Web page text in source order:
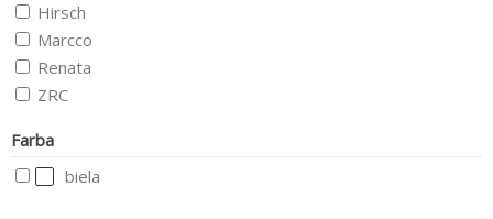
Hirsch
Marcco
Renata
ZRC
Farba
biela